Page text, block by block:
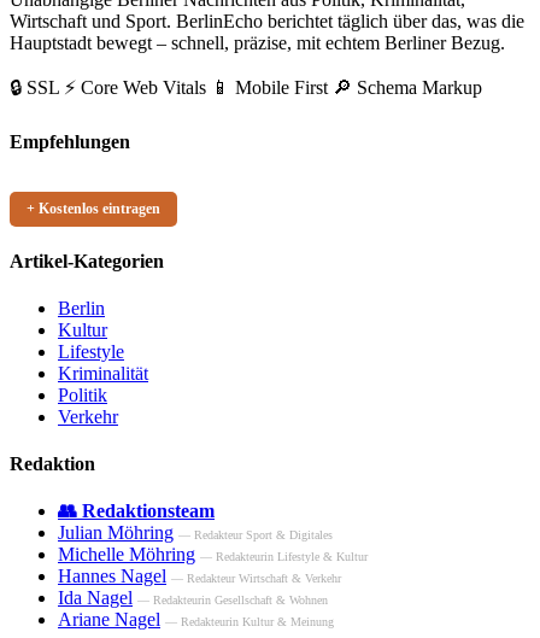
Wirtschaft und Sport. BerlinEcho berichtet täglich über das, was die
Hauptstadt bewegt – schnell, präzise, mit echtem Berliner Bezug.
🔒 SSL ⚡ Core Web Vitals 📱 Mobile First 🔎 Schema Markup
Empfehlungen
+ Kostenlos eintragen
Artikel-Kategorien
Berlin
Kultur
Lifestyle
Kriminalität
Politik
Verkehr
Redaktion
👥 Redaktionsteam
Julian Möhring — Redakteur Sport & Digitales
Michelle Möhring — Redakteurin Lifestyle & Kultur
Hannes Nagel — Redakteur Wirtschaft & Verkehr
Ida Nagel — Redakteurin Gesellschaft & Wohnen
Ariane Nagel — Redakteurin Kultur & Meinung